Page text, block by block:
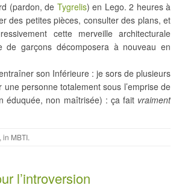
(pardon, de Tygrelis) en Lego. 2 heures à
des petites pièces, consulter des plans, et
cette merveille architecturale
de garçons décomposera à nouveau en
son Inférieure : je sors de plusieurs
une personne totalement sous l’emprise de
éduquée, non maîtrisée) : ça fait vraiment
, in MBTI.
l’introversion